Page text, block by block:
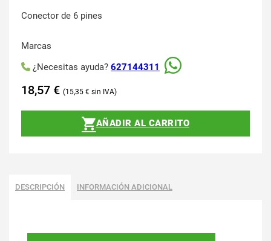
Conector de 6 pines
Marcas
¿Necesitas ayuda? 627144311
18,57 € 15,35 €
AÑADIR AL CARRITO
DESCRIPCIÓN INFORMACIÓN ADICIONAL